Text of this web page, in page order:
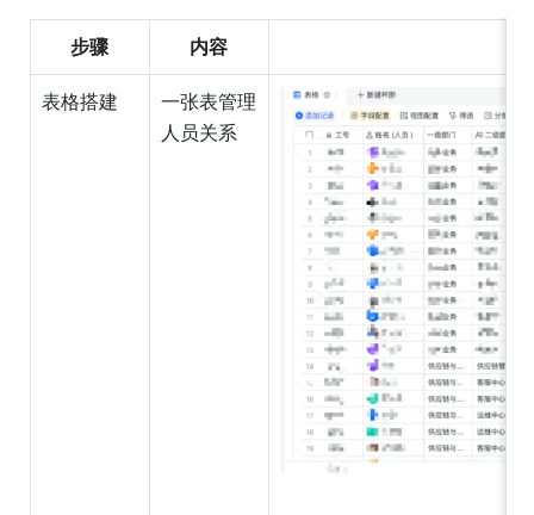
步骤 内容
表格搭建
一张表管理
人员关系